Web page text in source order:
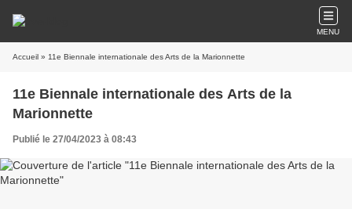
MENU
Accueil » 11e Biennale internationale des Arts de la Marionnette
11e Biennale internationale des Arts de la
Marionnette
Publié le 27/04/2023 à 08:43